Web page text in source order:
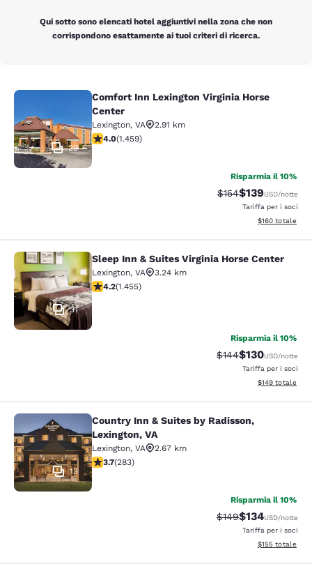
Qui sotto sono elencati hotel aggiuntivi nella zona che non
corrispondono esattamente ai tuoi criteri di ricerca.
Comfort Inn Lexington Virginia
29
Comfort Inn Lexington Virginia Horse
Center
Lexington, VA
2.91 km
Valutazione di 4.03 stelle. Molto buono. 1459
4.0(1.459)
Risparmia il 10%
Tariffa di barratura:
$154Tariffa
$139USD/notte
Tariffa per i soci
Visualizza i
$160 totale
Sleep Inn & Suites Virginia Horse
31
Sleep Inn & Suites Virginia Horse Center
Lexington, VA
3.24 km
Valutazione di 4.2 stelle. Ottimo. 1455 recensioni
4.2(1.455)
Risparmia il 10%
Tariffa di barratura:
$144Tariffa
$130USD/notte
Tariffa per i soci
Visualizza i
$149 totale
Country Inn & Suites by Radisson,
13
Country Inn & Suites by Radisson,
Lexington, VA
Lexington, VA
2.67 km
Valutazione di 3.68 stelle. Buono. 283 recensioni
3.7(283)
Risparmia il 10%
Tariffa di barratura:
$149Tariffa
$134USD/notte
Tariffa per i soci
Visualizza i
$155 totale